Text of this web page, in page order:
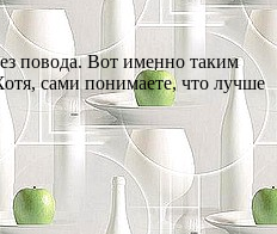
повода. Вот именно таким
сами понимаете, что лучше